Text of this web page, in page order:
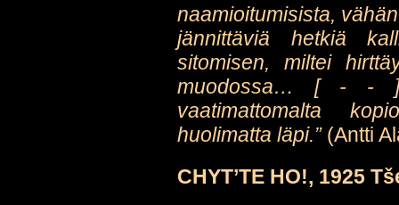
naamioitumisista,
jännittäviä hetkiä
sitomisen, miltei
muodossa… [ - - ]
vaatimattomalta
huolimatta läpi.”(Antti
CHYT’TE HO!, 1925